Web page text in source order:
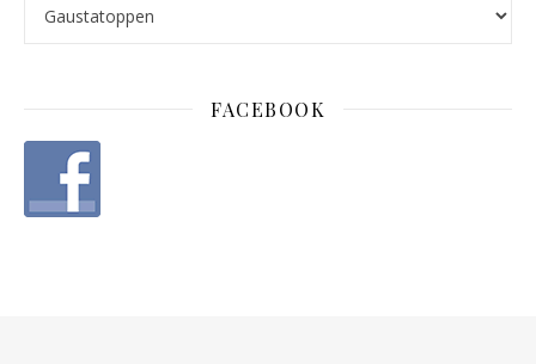
FACEBOOK